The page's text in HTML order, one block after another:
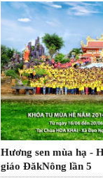
Hương sen mùa hạ -
giáo ĐăkNông lần 5